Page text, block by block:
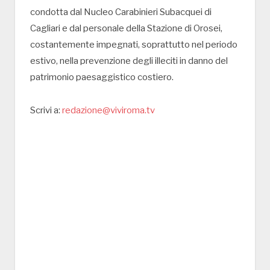
condotta dal Nucleo Carabinieri Subacquei di
Cagliari e dal personale della Stazione di Orosei,
costantemente impegnati, soprattutto nel periodo
estivo, nella prevenzione degli illeciti in danno del
patrimonio paesaggistico costiero.
Scrivi a: redazione@viviroma.tv